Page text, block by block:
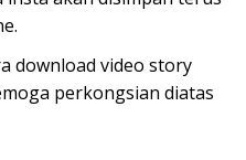
download video story
perkongsian diatas